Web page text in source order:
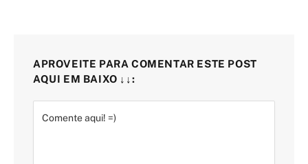
APROVEITE PARA COMENTAR ESTE POST
AQUI EM BAIXO ↓↓: